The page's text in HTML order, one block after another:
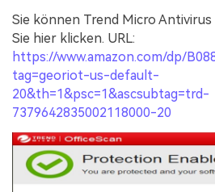
Sie können Trend Micro
Sie hier klicken. URL:
https://www.amazon.com/dp/
tag=georiot-us-default-
20&th=1&psc=1&ascsubtag=trd-
7379642835002118000-20